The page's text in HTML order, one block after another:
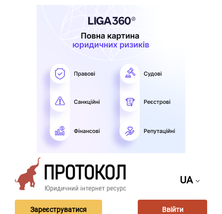
UA
Зареєструватися Ввійти